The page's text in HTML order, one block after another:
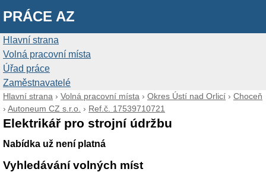
PRÁCE AZ
Hlavní strana
Volná pracovní místa
Úřad práce
Zaměstnavatelé
Hlavní strana › Volná pracovní místa › Okres Ústí nad Orlicí › Choceň
› Autoneum CZ s.r.o. › Ref.č. 17539710721
Elektrikář pro strojní údržbu
Nabídka už není platná
Vyhledávání volných míst